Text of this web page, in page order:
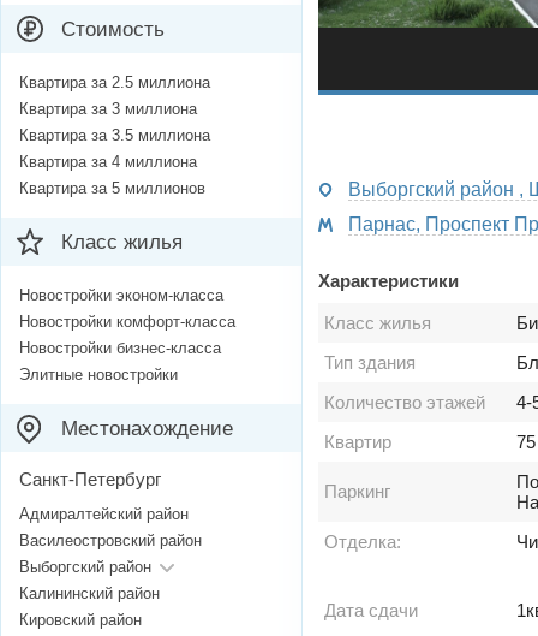
Выборгский район ,
Характеристики
Класс жилья
Тип здания
Количество этажей
4-
Квартир
75
Паркинг
Отделка:
Дата сдачи
Стоимость
Квартира за 2.5 миллиона
Квартира за 3 миллиона
Квартира за 3.5 миллиона
Квартира за 4 миллиона
Квартира за 5 миллионов
Класс жилья
Новостройки эконом-класса
Новостройки комфорт-класса
Новостройки бизнес-класса
Элитные новостройки
Местонахождение
Санкт-Петербург
Адмиралтейский район
Василеостровский район
Выборгский район
Калининский район
Кировский район